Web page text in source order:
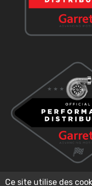
Ce site utilise des